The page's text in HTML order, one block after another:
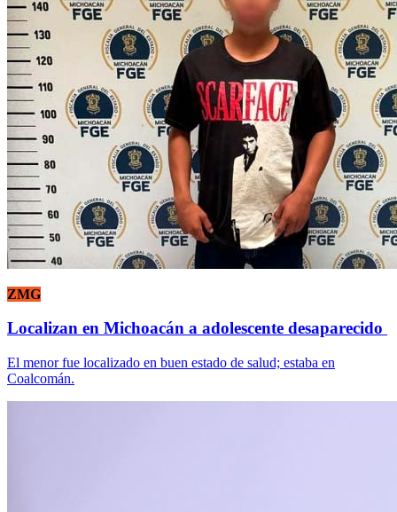
ZMG
Localizan en Michoacán a adolescente desaparecido
El menor fue localizado en buen estado de salud; estaba en
Coalcomán.